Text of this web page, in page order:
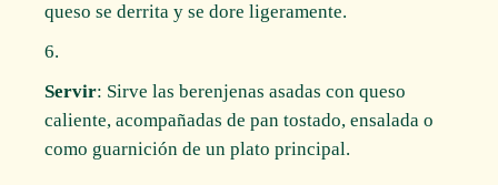
queso se derrita y se dore ligeramente.
Servir: Sirve las berenjenas asadas con queso
caliente, acompañadas de pan tostado, ensalada o
como guarnición de un plato principal.